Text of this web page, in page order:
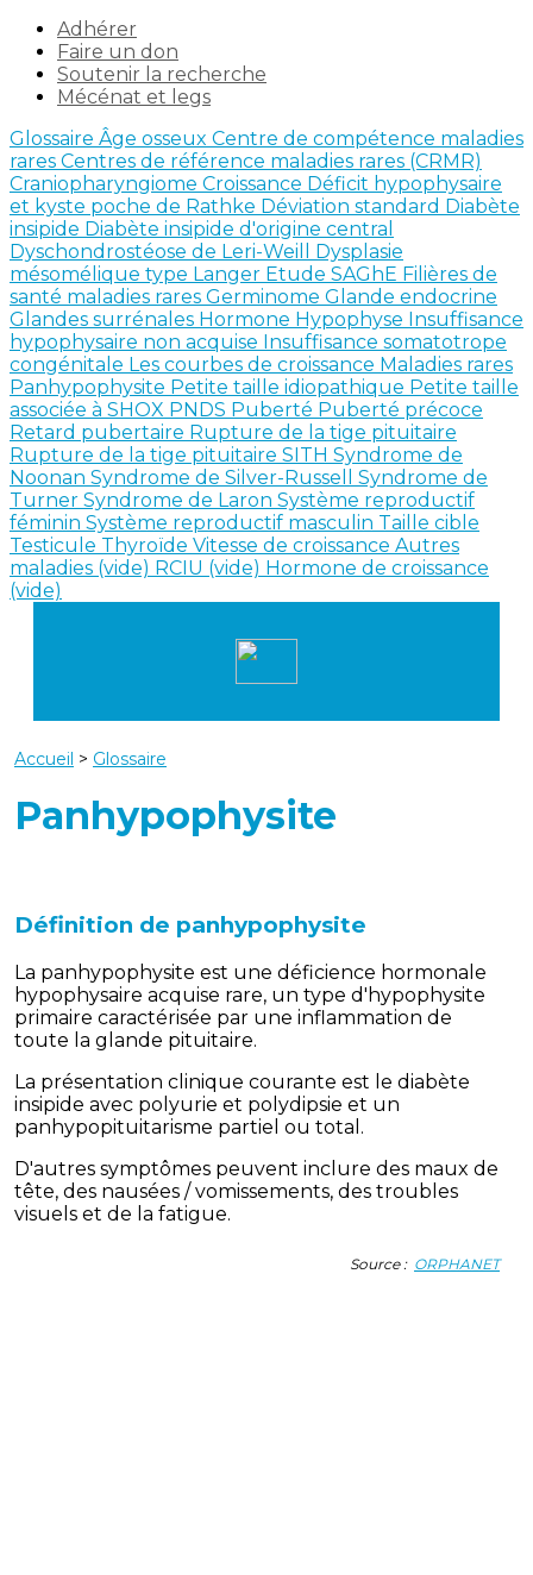
Adhérer
Faire un don
Soutenir la recherche
Mécénat et legs
Glossaire Âge osseux Centre de compétence maladies
rares Centres de référence maladies rares (CRMR)
Craniopharyngiome Croissance Déficit hypophysaire
et kyste poche de Rathke Déviation standard Diabète
insipide Diabète insipide d'origine central
Dyschondrostéose de Leri-Weill Dysplasie
mésomélique type Langer Etude SAGhE Filières de
santé maladies rares Germinome Glande endocrine
Glandes surrénales Hormone Hypophyse Insuffisance
hypophysaire non acquise Insuffisance somatotrope
congénitale Les courbes de croissance Maladies rares
Panhypophysite Petite taille idiopathique Petite taille
associée à SHOX PNDS Puberté Puberté précoce
Retard pubertaire Rupture de la tige pituitaire
Rupture de la tige pituitaire SITH Syndrome de
Noonan Syndrome de Silver-Russell Syndrome de
Turner Syndrome de Laron Système reproductif
féminin Système reproductif masculin Taille cible
Testicule Thyroïde Vitesse de croissance Autres
maladies (vide) RCIU (vide) Hormone de croissance
(vide)
Accueil > Glossaire
Panhypophysite
Définition de panhypophysite
La panhypophysite est une déficience hormonale
hypophysaire acquise rare, un type d'hypophysite
primaire caractérisée par une inflammation de
toute la glande pituitaire.
La présentation clinique courante est le diabète
insipide avec polyurie et polydipsie et un
panhypopituitarisme partiel ou total.
D'autres symptômes peuvent inclure des maux de
tête, des nausées / vomissements, des troubles
visuels et de la fatigue.
Source : ORPHANET